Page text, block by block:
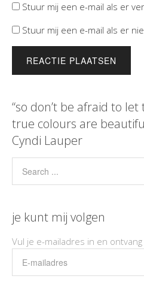
Stuur mij een e-mail als er
Stuur mij een e-mail als er
“so don’t be afraid to
true colours are
Cyndi Lauper
je kunt mij volgen
Vul je e-mailadres in en
mailadres